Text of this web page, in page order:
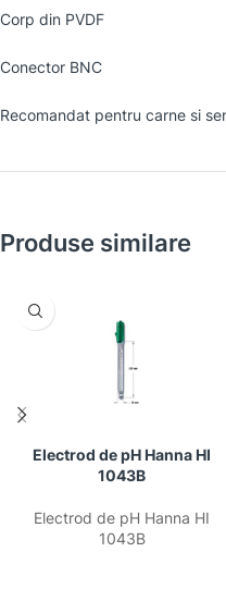
Corp din PVDF
Conector BNC
Recomandat pentru carne si
Produse similare
Electrod de pH Hanna HI
1043B
Electrod de pH Hanna HI
1043B